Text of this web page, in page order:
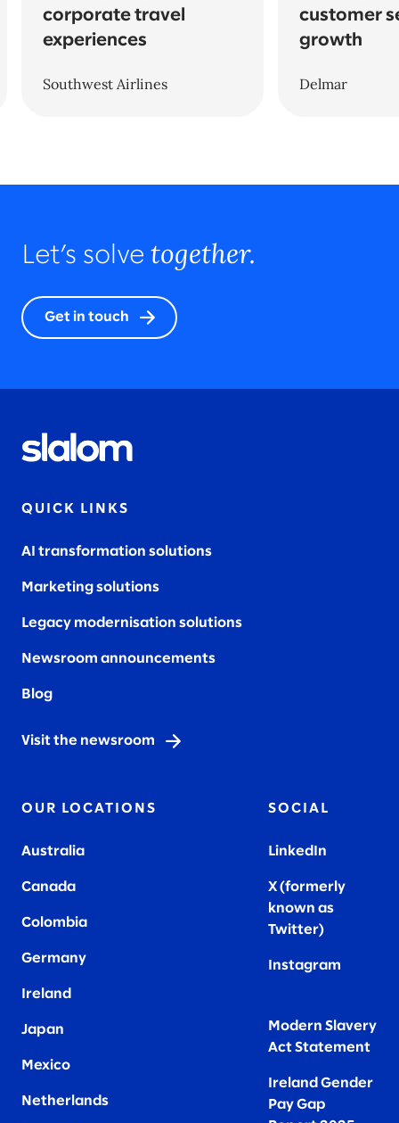
corporate travel
experiences
Southwest Airlines
customer
growth
Delmar
Let’s solve together.
Get in touch
QUICK LINKS
AI transformation solutions
Marketing solutions
Legacy modernisation solutions
Newsroom announcements
Blog
Visit the newsroom
OUR LOCATIONS
Australia
Canada
Colombia
Germany
Ireland
Japan
Mexico
Netherlands
SOCIAL
LinkedIn
X (formerly
known as
Twitter)
Instagram
Modern Slavery
Act Statement
Ireland Gender
Pay Gap